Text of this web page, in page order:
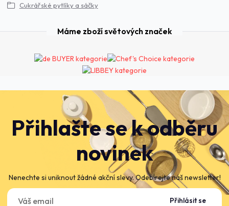
Cukrářské pytlíky a sáčky
Přihlašte se k odběru
novinek
Nenechte si uniknout žádné akční slevy. Odebírejte náš newsletter!
Přihlásit se
Máme zboží světových značek